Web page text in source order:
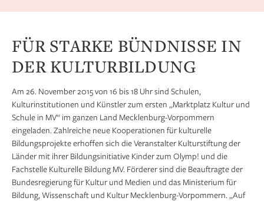
FÜR STARKE BÜNDNISSE IN
DER KULTURBILDUNG
Am 26. November 2015 von 16 bis 18 Uhr sind Schulen,
Kulturinstitutionen und Künstler zum ersten „Marktplatz Kultur und
Schule in MV“ im ganzen Land Mecklenburg-Vorpommern
eingeladen. Zahlreiche neue Kooperationen für kulturelle
Bildungsprojekte erhoffen sich die Veranstalter Kulturstiftung der
Länder mit ihrer Bildungsinitiative Kinder zum Olymp! und die
Fachstelle Kulturelle Bildung MV. Förderer sind die Beauftragte der
Bundesregierung für Kultur und Medien und das Ministerium für
Bildung, Wissenschaft und Kultur Mecklenburg-Vorpommern. „Auf